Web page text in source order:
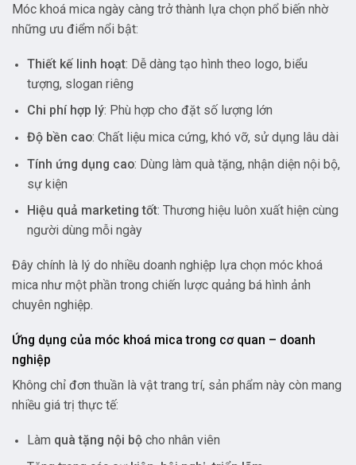
Móc khoá mica ngày càng trở thành lựa chọn phổ biến nhờ
những ưu điểm nổi bật:
Thiết kế linh hoạt: Dễ dàng tạo hình theo logo, biểu
tượng, slogan riêng
Chi phí hợp lý: Phù hợp cho đặt số lượng lớn
Độ bền cao: Chất liệu mica cứng, khó vỡ, sử dụng lâu dài
Tính ứng dụng cao: Dùng làm quà tặng, nhận diện nội bộ,
sự kiện
Hiệu quả marketing tốt: Thương hiệu luôn xuất hiện cùng
người dùng mỗi ngày
Đây chính là lý do nhiều doanh nghiệp lựa chọn móc khoá
mica như một phần trong chiến lược quảng bá hình ảnh
chuyên nghiệp.
Ứng dụng của móc khoá mica trong cơ quan – doanh
nghiệp
Không chỉ đơn thuần là vật trang trí, sản phẩm này còn mang
nhiều giá trị thực tế:
Làm quà tặng nội bộcho nhân viên